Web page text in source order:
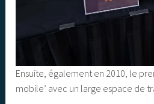
Ensuite, également en 2010, le
mobile’ avec un large espace de